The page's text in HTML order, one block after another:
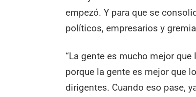
empezó. Y para que se
políticos, empresarios y
“La gente es mucho mejor
porque la gente es mejor que
dirigentes. Cuando eso pase,